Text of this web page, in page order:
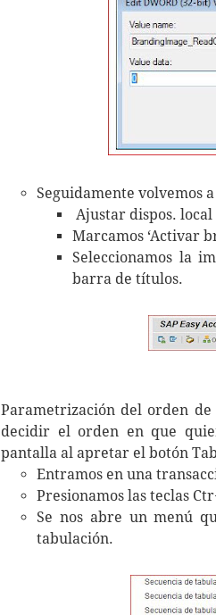
Seguidamente volvemos a
Ajustar dispos.
Marcamos ‘Activar
Seleccionamos la
barra de títulos.
Parametrización del orden de
decidir el orden en que
pantalla al apretar el botón
Entramos en una
Presionamos las teclas
Se nos abre un menú
tabulación.